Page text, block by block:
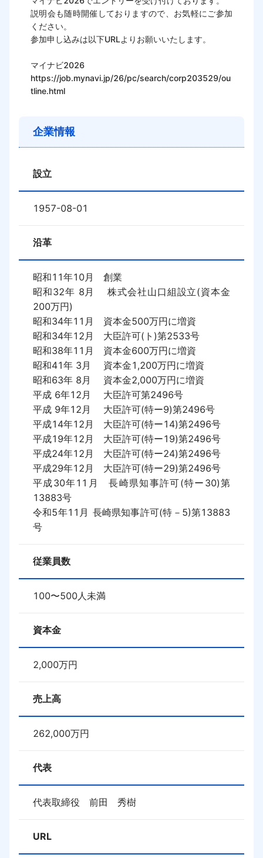
説明会も随時開催しておりますので、お気軽にご参加
ください。
参加申し込みは以下URLよりお願いいたします。
マイナビ2026
https://job.mynavi.jp/26/pc/search/corp203529/ou
tline.html
企業情報
設立
1957-08-01
沿革
昭和11年10月	創業
昭和32年 8月	株式会社山口組設立(資本金
200万円)
昭和34年11月	資本金500万円に増資
昭和34年12月	大臣許可(ト)第2533号
昭和38年11月	資本金600万円に増資
昭和41年 3月	資本金1,200万円に増資
昭和63年 8月	資本金2,000万円に増資
平成 6年12月	大臣許可第2496号
平成 9年12月	大臣許可(特ー9)第2496号
平成14年12月	大臣許可(特ー14)第2496号
平成19年12月	大臣許可(特ー19)第2496号
平成24年12月	大臣許可(特ー24)第2496号
平成29年12月	大臣許可(特ー29)第2496号
平成30年11月	長崎県知事許可(特ー30)第
13883号
令和5年11月	長崎県知事許可(特－5)第13883
号
従業員数
100〜500人未満
資本金
2,000万円
売上高
262,000万円
代表
代表取締役　前田　秀樹
URL